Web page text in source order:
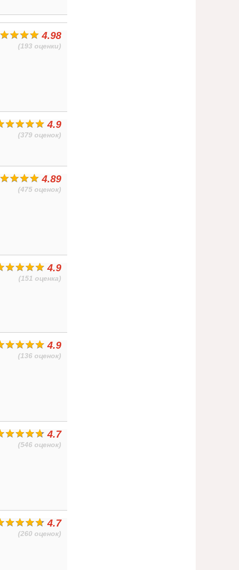
4.98
(193 оценки)
4.9
(379 оценок)
4.89
(475 оценок)
4.9
(151 оценка)
4.9
(136 оценок)
4.7
(546 оценок)
4.7
(260 оценок)